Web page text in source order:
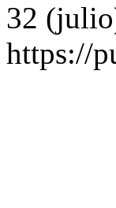
32
https://